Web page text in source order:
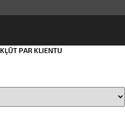
KĻŪT PAR KLIENTU